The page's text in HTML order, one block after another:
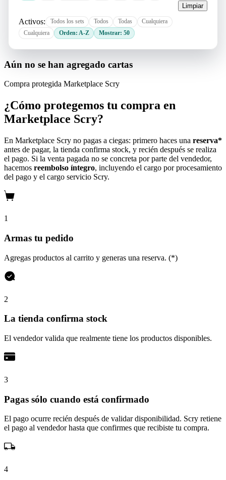
Limpiar
Activos: Todos los sets Todos Todas
Cualquiera
Cualquiera
Orden: A-Z Mostrar: 50
Aún no se han agregado cartas
Compra protegida Marketplace Scry
¿Cómo protegemos tu compra en
Marketplace Scry?
En Marketplace Scry no pagas a ciegas: primero haces una reserva*
antes de pagar, la tienda confirma stock, y recién después se realiza
el pago. Si la venta pagada no se concreta por parte del vendedor,
hacemos reembolso íntegro, incluyendo el cargo por procesamiento
del pago y el cargo servicio Scry.
1
Armas tu pedido
Agregas productos al carrito y generas una reserva. (*)
2
La tienda confirma stock
El vendedor valida que realmente tiene los productos disponibles.
3
Pagas sólo cuando está confirmado
El pago ocurre recién después de validar disponibilidad. Scry retiene
el pago al vendedor hasta que confirmes que recibiste tu compra.
4